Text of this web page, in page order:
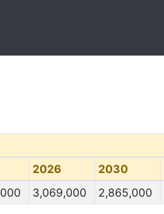
2026 2030
3,069,000 2,865,000